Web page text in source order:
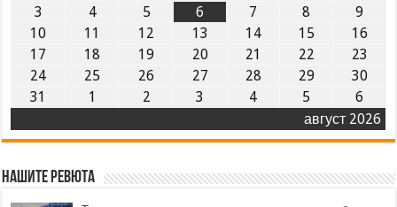
август 2026
3
4 5 6 7 8
9
10
11 12 13 14 15
16
17
18 19 20 21 22
23
24
25 26 27 28 29
30
31
1 2 3 4 5 6
Нашите ревюта